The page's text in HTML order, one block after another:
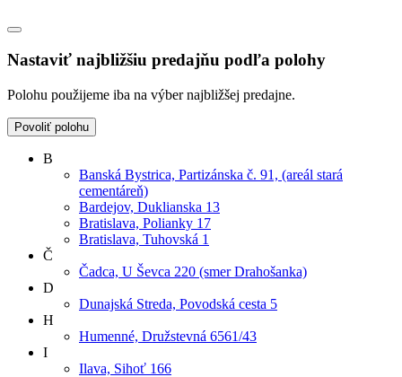
Nastaviť najbližšiu predajňu podľa polohy
Polohu použijeme iba na výber najbližšej predajne.
Povoliť polohu
B
Banská Bystrica, Partizánska č. 91, (areál stará
cementáreň)
Bardejov, Duklianska 13
Bratislava, Polianky 17
Bratislava, Tuhovská 1
Č
Čadca, U Ševca 220 (smer Drahošanka)
D
Dunajská Streda, Povodská cesta 5
H
Humenné, Družstevná 6561/43
I
Ilava, Sihoť 166